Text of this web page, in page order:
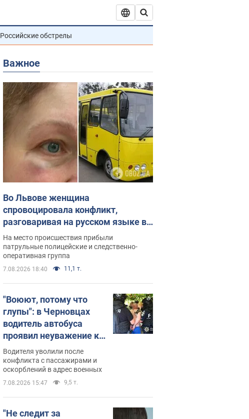
Российские обстрелы
Важное
Во Львове женщина
спровоцировала конфликт,
разговаривая на русском языке в
маршрутке: полиция составила
административный протокол.
Видео
На место происшествия прибыли
патрульные полицейские и следственно-
оперативная группа
7.08.2026 18:40 11,1 т.
"Воюют, потому что
глупы": в Черновцах
водитель автобуса
проявил неуважение к
украинским военным и
поплатился за это.
Видео
Водителя уволили после
конфликта с пассажирами и
оскорблений в адрес военных
7.08.2026 15:47 9,5 т.
"Не следит за